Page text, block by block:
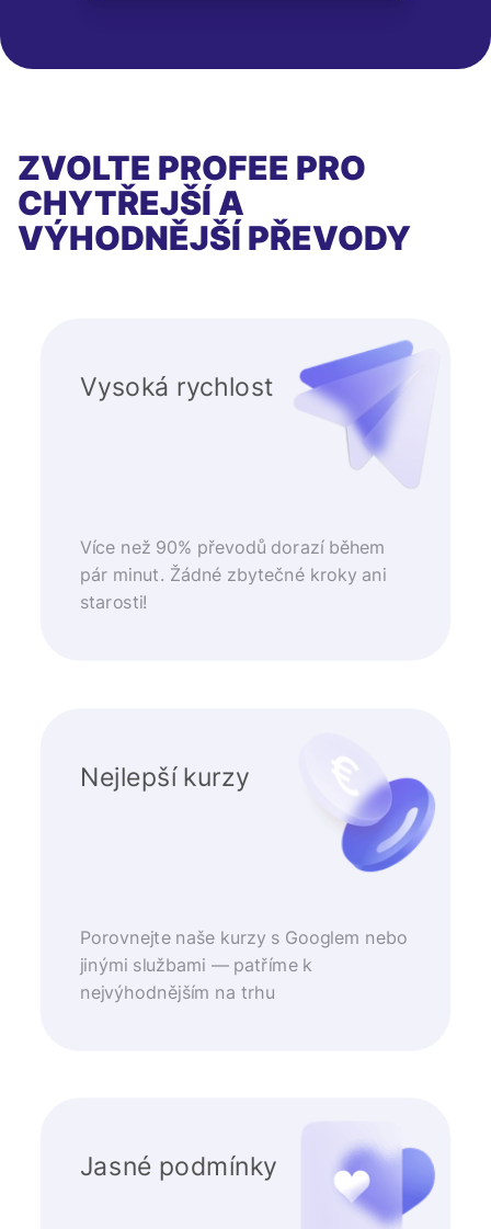
ZVOLTE PROFEE PRO
CHYTŘEJŠÍ A
VÝHODNĚJŠÍ PŘEVODY
Vysoká rychlost
Více než 90% převodů dorazí během
pár minut. Žádné zbytečné kroky ani
starosti!
Nejlepší kurzy
Porovnejte naše kurzy s Googlem nebo
jinými službami — patříme k
nejvýhodnějším na trhu
Jasné podmínky